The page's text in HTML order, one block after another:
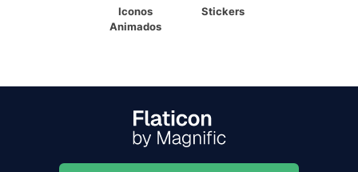
Iconos
Animados
Stickers